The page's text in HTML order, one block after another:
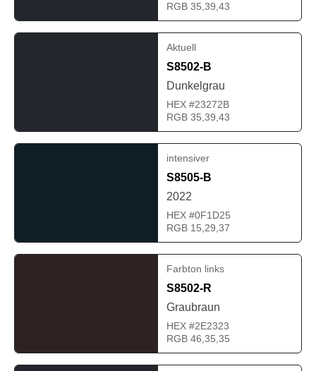
RGB 35,39,43
Aktuell
S8502-B
Dunkelgrau
HEX #23272B
RGB 35,39,43
intensiver
S8505-B
2022
HEX #0F1D25
RGB 15,29,37
Farbton links
S8502-R
Graubraun
HEX #2E2323
RGB 46,35,35